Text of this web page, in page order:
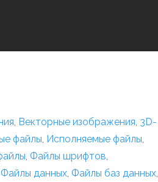
, Векторные изображения, 3D-
файлы, Исполняемые файлы,
, Файлы шрифтов,
Файлы данных, Файлы баз данных,